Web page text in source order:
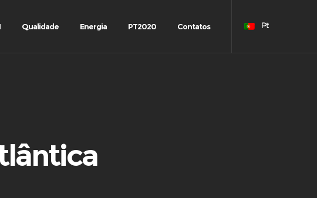
Pt
Qualidade Energia PT2020 Contatos